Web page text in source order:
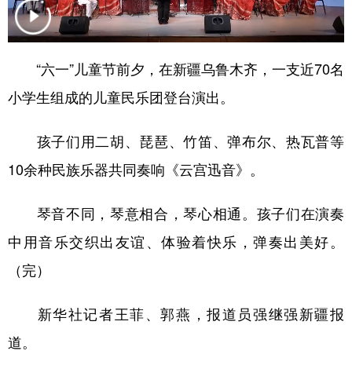
北京 天津 河北 山西
辽宁 吉林 上海 江苏
浙江 安徽 福建 江西
山东 河南 湖北
广东 广西 海南 重庆
四川 贵州 云南
陕西 甘肃 青海 宁夏
新疆 内蒙古 黑龙江
“六一”儿童节前夕，在新疆乌鲁木齐，一支近70名
小学生组成的儿童民乐团登台演出。
孩子们用二胡、琵琶、竹笛、弹布尔、热瓦普等
10余种民族乐器共同奏响《云宫迅音》。
琴音不同，琴意相合，琴心相通。孩子们在演奏
中用音乐交织出友谊、体验着快乐，弹奏出美好。
（完）
新华社记者王菲、郭燕，报道员强继强新疆报
道。